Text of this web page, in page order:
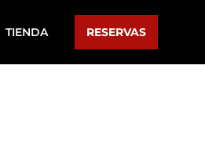
TIENDA RESERVAS